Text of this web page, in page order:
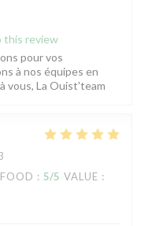
this review
pour vos
à nos équipes en
vous, La Ouist'team
FOOD : 5/5 VALUE :